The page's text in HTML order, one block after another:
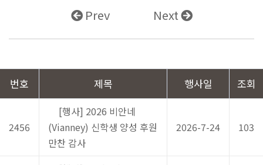
Prev Next
번호 제목 행사일 조회
2456
[행사] 2026 비안네
(Vianney) 신학생 양성 후원
만찬 감사
2026-7-24 103